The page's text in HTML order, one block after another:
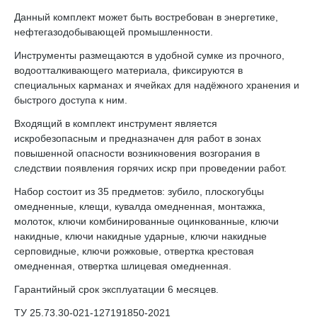
Данный комплект может быть востребован в энергетике,
нефтегазодобывающей промышленности.
Инструменты размещаются в удобной сумке из прочного,
водоотталкивающего материала, фиксируются в
специальных карманах и ячейках для надёжного хранения и
быстрого доступа к ним.
Входящий в комплект инструмент является
искробезопасным и предназначен для работ в зонах
повышенной опасности возникновения возгорания в
следствии появления горячих искр при проведении работ.
Набор состоит из 35 предметов: зубило, плоскогубцы
омедненные, клещи, кувалда омедненная, монтажка,
молоток, ключи комбинированные оцинкованные, ключи
накидные, ключи накидные ударные, ключи накидные
серповидные, ключи рожковые, отвертка крестовая
омедненная, отвертка шлицевая омедненная.
Гарантийный срок эксплуатации 6 месяцев.
ТУ 25.73.30-021-127191850-2021